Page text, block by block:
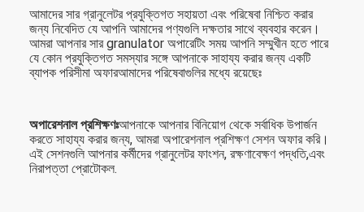
আমাদের সার গ্রানুলেটর প্রযুক্তিগত সহায়তা এবং পরিষেবা নিশ্চিত করার
জন্য নিবেদিত যে আপনি আমাদের পণ্যগুলি দক্ষতার সাথে ব্যবহার করেন।
আমরা আপনার সার granulator অপারেটিং সময় আপনি সম্মুখীন হতে পারে
যে কোন প্রযুক্তিগত সমস্যার সঙ্গে আপনাকে সাহায্য করার জন্য একটি
ব্যাপক পরিসীমা অফারআমাদের পরিষেবাগুলির মধ্যে রয়েছেঃ
অপারেশনাল প্রশিক্ষণঃআপনাকে আপনার বিনিয়োগ থেকে সর্বাধিক উপার্জন
করতে সাহায্য করার জন্য, আমরা অপারেশনাল প্রশিক্ষণ সেশন অফার করি।
এই সেশনগুলি আপনার কর্মীদের গ্রানুলেটর ফাংশন, রক্ষণাবেক্ষণ পদ্ধতি,এবং
নিরাপত্তা প্রোটোকল.